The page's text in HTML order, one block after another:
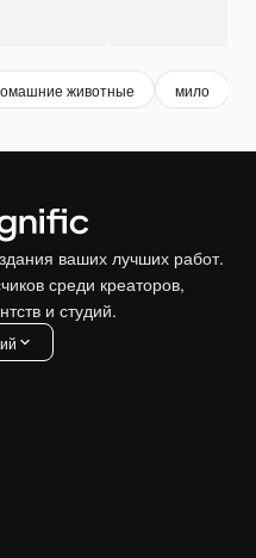
животные мило
ваших лучших работ.
среди креаторов,
и студий.